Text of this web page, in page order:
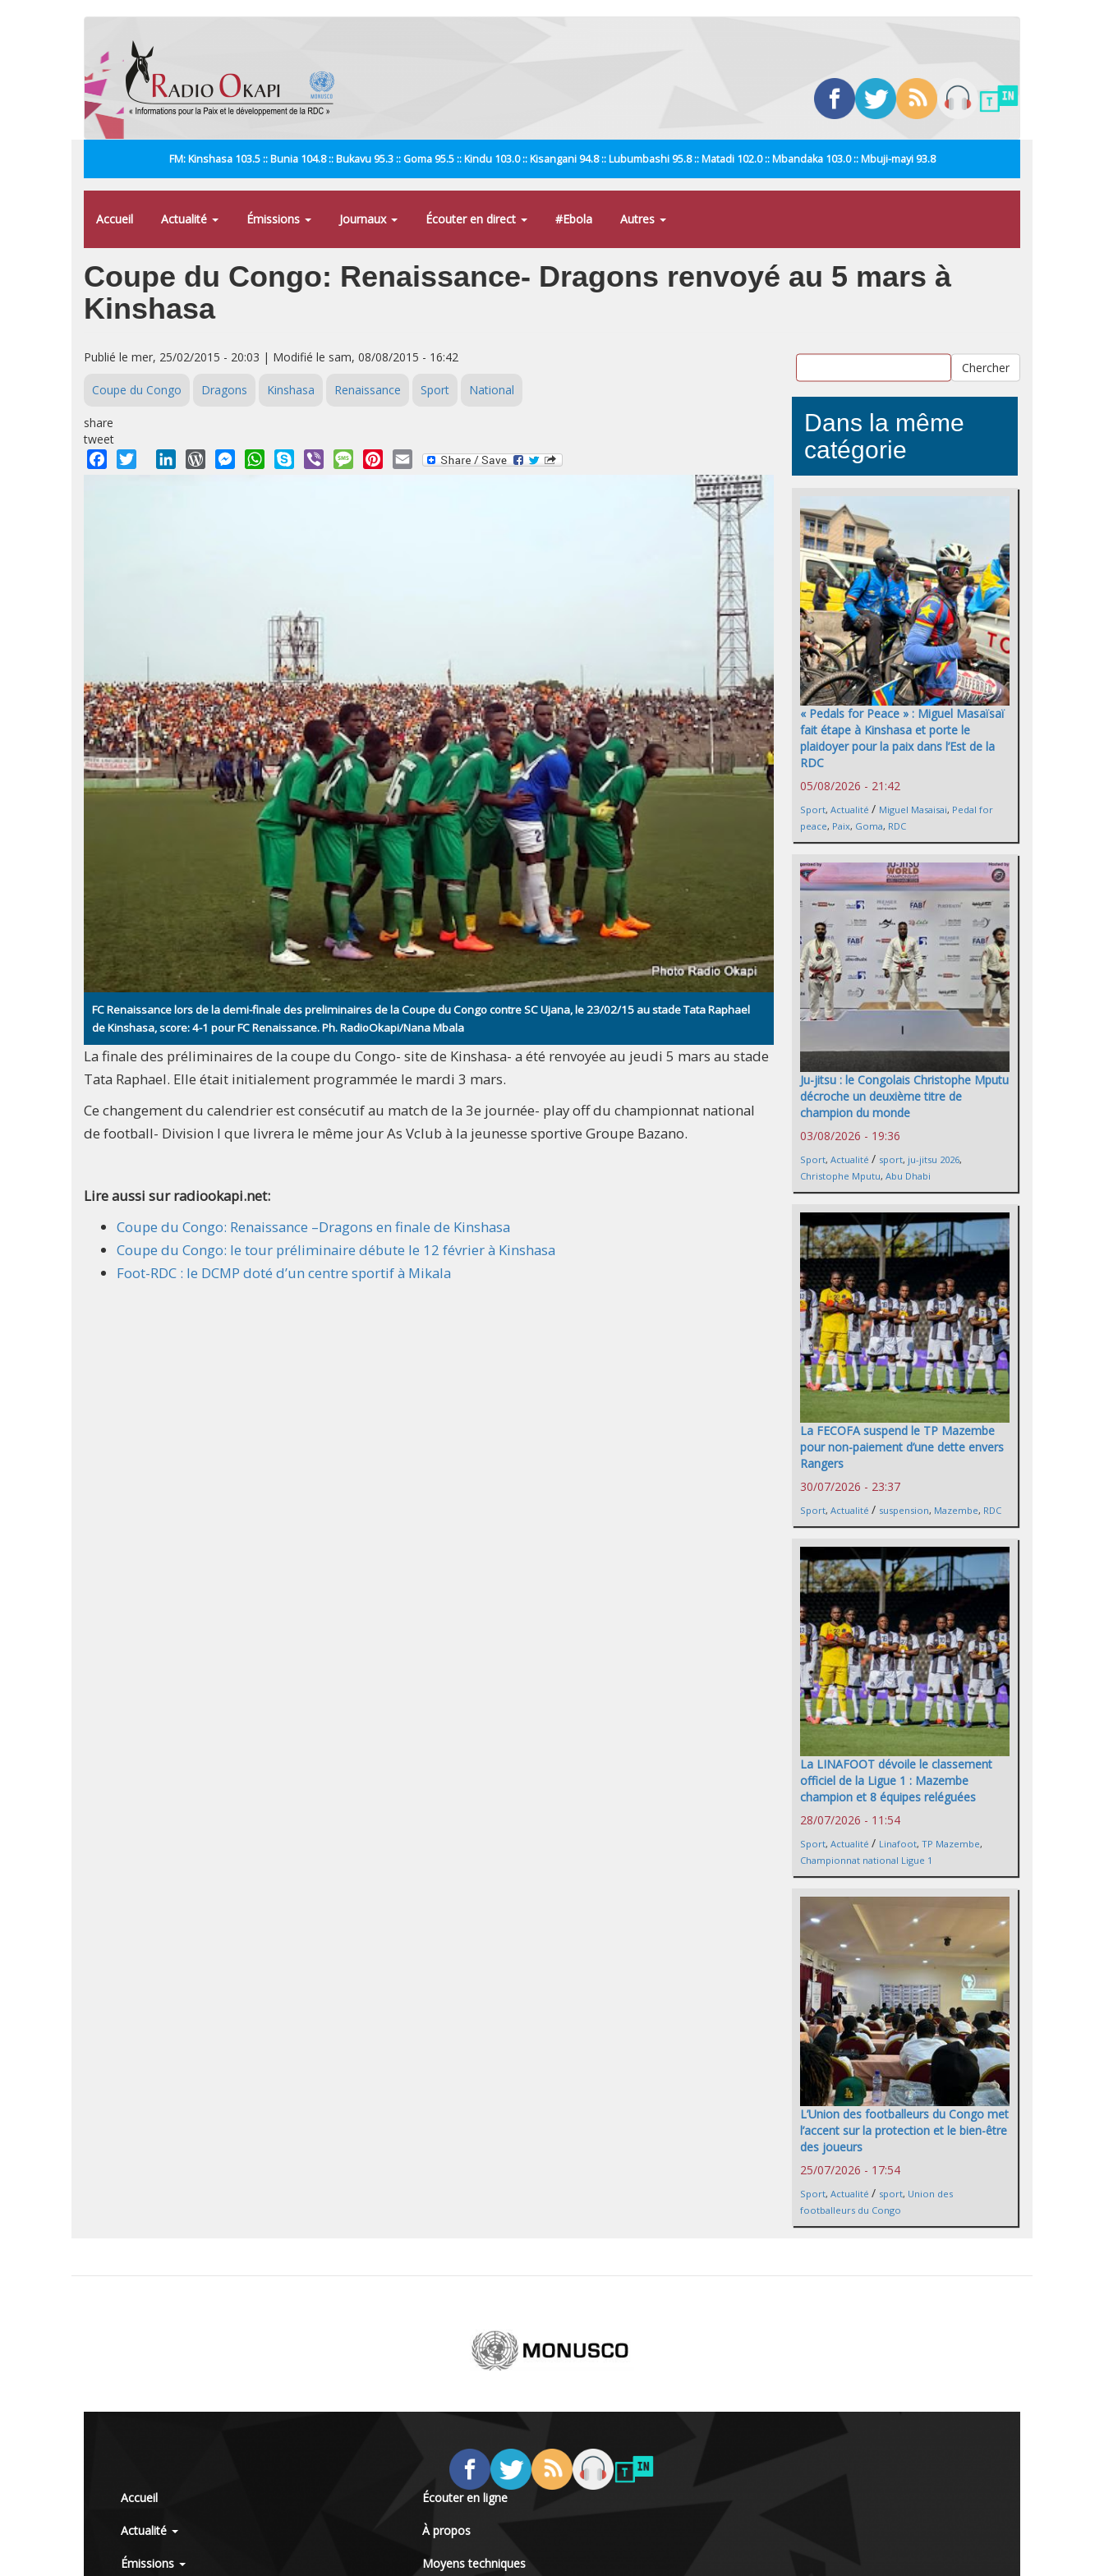
FM: Kinshasa 103.5 :: Bunia 104.8 :: Bukavu 95.3 :: Goma 95.5 :: Kindu 103.0 :: Kisangani 94.8 :: Lubumbashi 95.8 :: Matadi 102.0 :: Mbandaka 103.0 :: Mbuji-mayi 93.8
Accueil Actualité Émissions Journaux Écouter en direct #Ebola Autres
Coupe du Congo: Renaissance- Dragons renvoyé au 5 mars à
Kinshasa
Publié le mer, 25/02/2015 - 20:03 | Modifié le sam, 08/08/2015 - 16:42
Coupe du Congo Dragons Kinshasa Renaissance Sport National
share
tweet
Facebook
Twitter LinkedInWordPressMessengerWhatsApp
Skype Viber MessagePinterest
Email
FC Renaissance lors de la demi-finale des preliminaires de la Coupe du Congo contre SC Ujana, le 23/02/15 au stade Tata Raphael
de Kinshasa, score: 4-1 pour FC Renaissance. Ph. RadioOkapi/Nana Mbala
La finale des préliminaires de la coupe du Congo- site de Kinshasa- a été renvoyée au jeudi 5 mars au stade
Tata Raphael. Elle était initialement programmée le mardi 3 mars.
Ce changement du calendrier est consécutif au match de la 3e journée- play off du championnat national
de football- Division I que livrera le même jour As Vclub à la jeunesse sportive Groupe Bazano.
Lire aussi sur radiookapi.net:
Coupe du Congo: Renaissance –Dragons en finale de Kinshasa
Coupe du Congo: le tour préliminaire débute le 12 février à Kinshasa
Foot-RDC : le DCMP doté d’un centre sportif à Mikala
Chercher
Dans la même
catégorie
« Pedals for Peace » : Miguel Masaïsaï
fait étape à Kinshasa et porte le
plaidoyer pour la paix dans l’Est de la
RDC
05/08/2026 - 21:42
Sport, Actualité / Miguel Masaisai, Pedal for
peace, Paix, Goma, RDC
Ju-jitsu : le Congolais Christophe Mputu
décroche un deuxième titre de
champion du monde
03/08/2026 - 19:36
Sport, Actualité / sport, ju-jitsu 2026,
Christophe Mputu, Abu Dhabi
La FECOFA suspend le TP Mazembe
pour non-paiement d’une dette envers
Rangers
30/07/2026 - 23:37
Sport, Actualité / suspension, Mazembe, RDC
La LINAFOOT dévoile le classement
officiel de la Ligue 1 : Mazembe
champion et 8 équipes reléguées
28/07/2026 - 11:54
Sport, Actualité / Linafoot, TP Mazembe,
Championnat national Ligue 1
L’Union des footballeurs du Congo met
l’accent sur la protection et le bien-être
des joueurs
25/07/2026 - 17:54
Sport, Actualité / sport, Union des
footballeurs du Congo
Accueil
Actualité
Émissions
Écouter en ligne
À propos
Moyens techniques